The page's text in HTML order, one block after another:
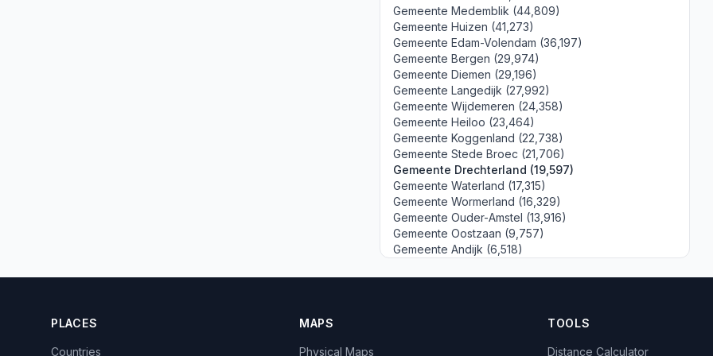
Gemeente Medemblik (44,809)
Gemeente Huizen (41,273)
Gemeente Edam-Volendam (36,197)
Gemeente Bergen (29,974)
Gemeente Diemen (29,196)
Gemeente Langedijk (27,992)
Gemeente Wijdemeren (24,358)
Gemeente Heiloo (23,464)
Gemeente Koggenland (22,738)
Gemeente Stede Broec (21,706)
Gemeente Drechterland (19,597)
Gemeente Waterland (17,315)
Gemeente Wormerland (16,329)
Gemeente Ouder-Amstel (13,916)
Gemeente Oostzaan (9,757)
Gemeente Andijk (6,518)
PLACES
Countries
MAPS
Physical Maps
TOOLS
Distance Calculator